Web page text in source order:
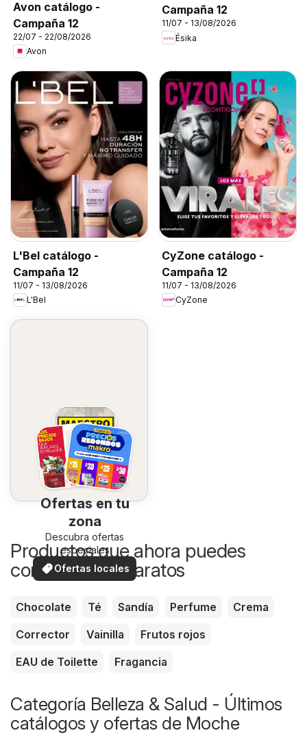
Avon catálogo -
Campaña 12
22/07 - 22/08/2026
Avon
Campaña 12
11/07 - 13/08/2026
Ésika
L'Bel catálogo -
Campaña 12
11/07 - 13/08/2026
L'Bel
CyZone catálogo -
Campaña 12
11/07 - 13/08/2026
CyZone
Ofertas en tu
zona
Descubra ofertas
especiales
Ofertas locales
Productos que ahora puedes
comprar más baratos
Chocolate Té Sandía Perfume
Crema
Corrector
Vainilla
Frutos rojos
EAU de Toilette
Fragancia
Categoría Belleza & Salud - Últimos
catálogos y ofertas de Moche